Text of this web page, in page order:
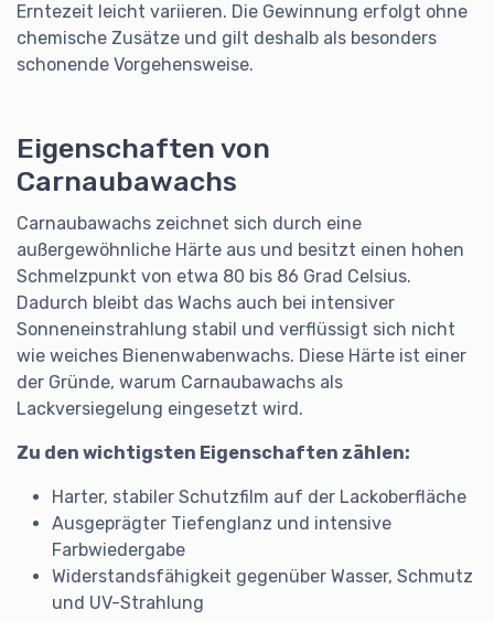
Erntezeit leicht variieren. Die Gewinnung erfolgt ohne
chemische Zusätze und gilt deshalb als besonders
schonende Vorgehensweise.
Eigenschaften von
Carnaubawachs
Carnaubawachs zeichnet sich durch eine
außergewöhnliche Härte aus und besitzt einen hohen
Schmelzpunkt von etwa 80 bis 86 Grad Celsius.
Dadurch bleibt das Wachs auch bei intensiver
Sonneneinstrahlung stabil und verflüssigt sich nicht
wie weiches Bienenwabenwachs. Diese Härte ist einer
der Gründe, warum Carnaubawachs als
Lackversiegelung eingesetzt wird.
Zu den wichtigsten Eigenschaften zählen:
Harter, stabiler Schutzfilm auf der Lackoberfläche
Ausgeprägter Tiefenglanz und intensive
Farbwiedergabe
Widerstandsfähigkeit gegenüber Wasser, Schmutz
und UV-Strahlung